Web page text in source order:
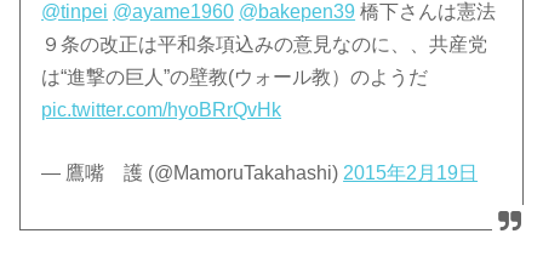
@tinpei @ayame1960 @bakepen39 橋下さんは憲法
９条の改正は平和条項込みの意見なのに、、共産党
は“進撃の巨人”の壁教(ウォール教）のようだ
pic.twitter.com/hyoBRrQvHk
— 鷹嘴 護 (@MamoruTakahashi) 2015年2月19日